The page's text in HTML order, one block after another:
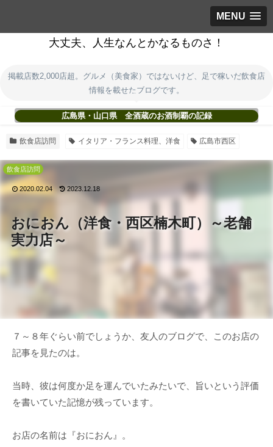
MENU
大丈夫、人生なんとかなるものさ！
掲載店数2,000店超。グルメ（美食家）ではないけど、足で稼いだ飲食店
情報を載せたブログです。
広島県・山口県 全酒蔵のお酒制覇の記録
飲食店訪問 イタリア・フランス料理、洋食 広島市西区
おにおん（洋食・西区楠木町）～老舗
実力店～
飲食店訪問
2020.02.04 2023.12.18
７～８年ぐらい前でしょうか、友人のブログで、このお店の
記事を見たのは。
当時、彼は何度か足を運んでいたみたいで、旨いという評価
を書いていた記憶が残っています。
お店の名前は『おにおん』。